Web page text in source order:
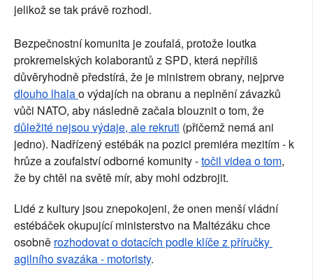
jelikož se tak právě rozhodl.
Bezpečnostní komunita je zoufalá, protože loutka
prokremelských kolaborantů z SPD, která nepříliš
dlouho lhala o výdajích na obranu a neplnění závazků
důležité nejsou výdaje, ale rekruti (přičemž nemá ani
jedno). Nadřízený estébák na pozici premiéra mezitím - k
hrůze a zoufalství odborné komunity - točil videa o tom,
že by chtěl na světě mír, aby mohl odzbrojit.
Lidé z kultury jsou znepokojeni, že onen menší vládní
estébáček okupující ministerstvo na Maltézáku chce
osobně rozhodovat o dotacích podle klíče z příručky
agilního svazáka - motoristy.